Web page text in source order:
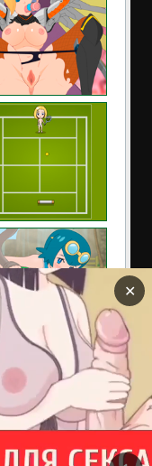
только
подтверждаете,
18 лет покиньте
✕